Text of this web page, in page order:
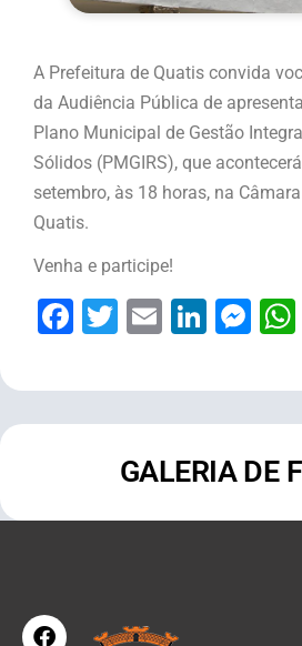
A Prefeitura de Quatis convida
da Audiência Pública de
Plano Municipal de Gestão
Sólidos (PMGIRS), que
setembro, às 18 horas, na
Quatis.
Venha e participe!
Facebook
Twitter
Email
GALERIA DE